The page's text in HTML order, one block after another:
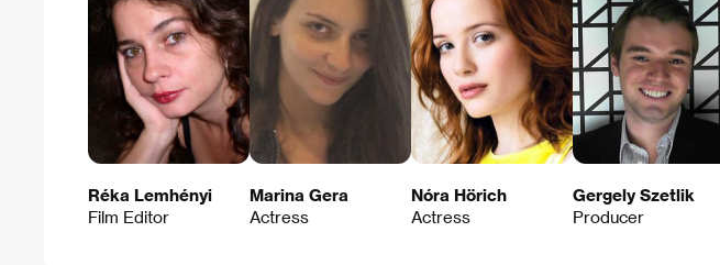
Réka Lemhényi
Film Editor
Marina Gera
Actress
Nóra Hörich
Actress
Gergely Szetlik
Producer